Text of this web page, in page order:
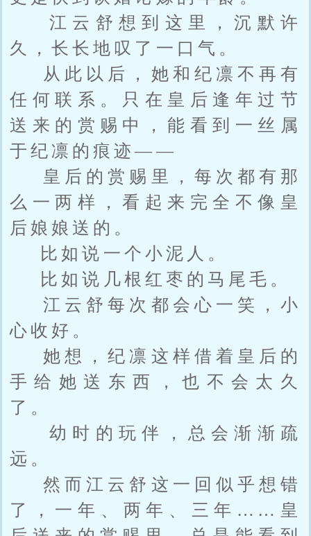
江云舒想到这里，沉默许
久，长长地叹了一口气。
从此以后，她和纪凛不再有
任何联系。只在皇后逢年过节
送来的赏赐中，能看到一丝属
于纪凛的痕迹——
皇后的赏赐里，每次都有那
么一两样，看起来完全不像皇
后娘娘送的。
比如说一个小泥人。
比如说几根红枣的马尾毛。
江云舒每次都会心一笑，小
心收好。
她想，纪凛这样借着皇后的
手给她送东西，也不会太久
了。
幼时的玩伴，总会渐渐疏
远。
然而江云舒这一回似乎想错
了，一年、两年、三年……皇